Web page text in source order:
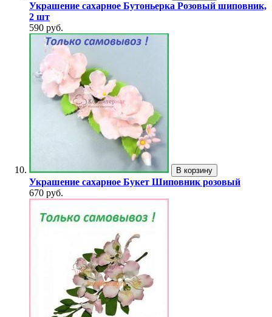
Украшение сахарное Бутоньерка Розовый шиповник,
2 шт
590 руб.
В корзину
Украшение сахарное Букет Шиповник розовый
670 руб.